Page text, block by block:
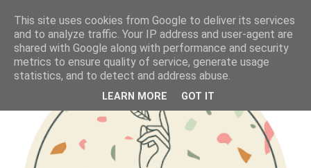
This site uses cookies from Google to deliver its services
and to analyze traffic. Your IP address and user-agent are
shared with Google along with performance and security
metrics to ensure quality of service, generate usage
statistics, and to detect and address abuse.
LEARN MORE GOT IT